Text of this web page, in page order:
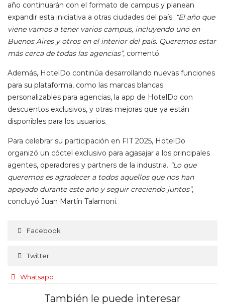
año continuarán con el formato de campus y planean
expandir esta iniciativa a otras ciudades del país. “El año que
viene vamos a tener varios campus, incluyendo uno en
Buenos Aires y otros en el interior del país. Queremos estar
más cerca de todas las agencias”, comentó.
Además, HotelDo continúa desarrollando nuevas funciones
para su plataforma, como las marcas blancas
personalizables para agencias, la app de HotelDo con
descuentos exclusivos, y otras mejoras que ya están
disponibles para los usuarios.
Para celebrar su participación en FIT 2025, HotelDo
organizó un cóctel exclusivo para agasajar a los principales
agentes, operadores y partners de la industria. “Lo que
queremos es agradecer a todos aquellos que nos han
apoyado durante este año y seguir creciendo juntos”,
concluyó Juan Martín Talamoni.
Facebook
Twitter
Whatsapp
También le puede interesar